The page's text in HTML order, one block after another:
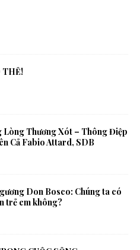
THẾ!
Lòng Thương Xót – Thông Điệp
Cả Fabio Attard, SDB
Don Bosco: Chúng ta có
trẻ em không?